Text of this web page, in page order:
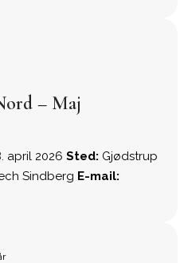
– Maj
april 2026 Sted: Gjødstrup
Sindberg E-mail: